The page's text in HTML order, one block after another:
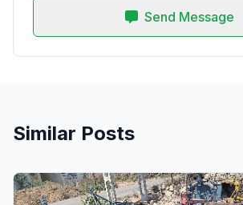
Send Message
Similar Posts